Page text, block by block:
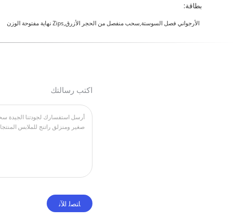
بطاقة:
الأرجواني فصل السوستة,سحب منفصل من الحجر الأزرق,zips نهاية مفتوحة الوزن
اكتب رسالتك